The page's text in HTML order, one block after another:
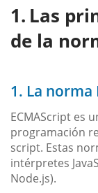
Las
de la
1. La norma
ECMAScript es
programación
script. Estas
intérpretes
Node.js).